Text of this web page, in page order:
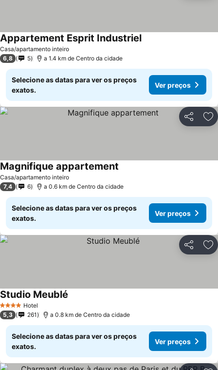
Casa/apartamento inteiro
Appartement Esprit Industriel
6,8 5 a 1.4 km de Centro da cidade
Selecione as datas para ver os preços
exatos.
Ver preços
Partilhar
Casa/apartamento inteiro
Magnifique appartement
7,4 6 a 0.6 km de Centro da cidade
Selecione as datas para ver os preços
exatos.
Ver preços
Partilhar
4 EstrelasHotel
Studio Meublé
5,3 261 a 0.8 km de Centro da cidade
Selecione as datas para ver os preços
exatos.
Ver preços